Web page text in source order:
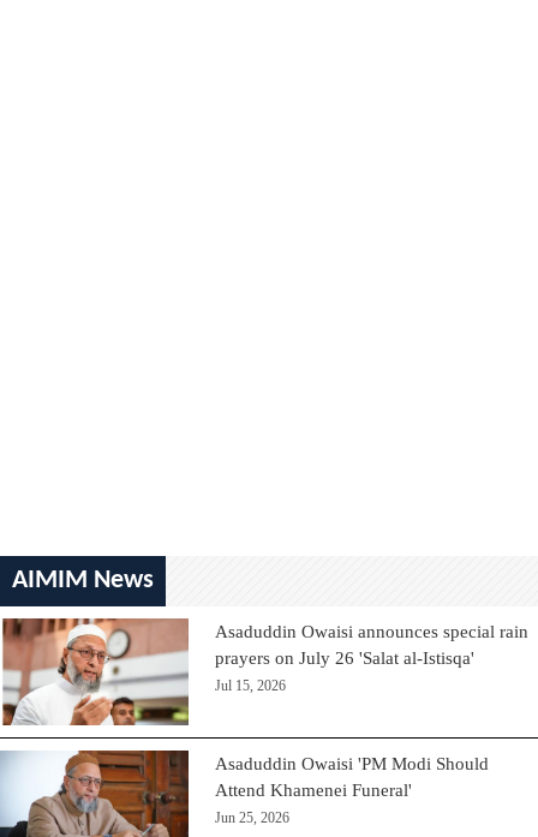
AIMIM News
Asaduddin Owaisi announces special rain
prayers on July 26 'Salat al-Istisqa'
Jul 15, 2026
Asaduddin Owaisi 'PM Modi Should
Attend Khamenei Funeral'
Jun 25, 2026